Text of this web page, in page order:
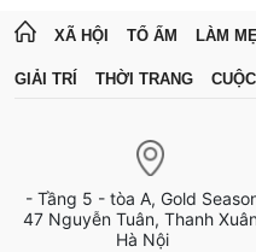
XÃ HỘI TỔ ẤM LÀM
GIẢI TRÍ THỜI TRANG
- Tầng 5 - tòa A, Gold
47 Nguyễn Tuân, Thanh
Hà Nội